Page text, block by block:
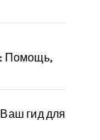
Помощь,
гид для